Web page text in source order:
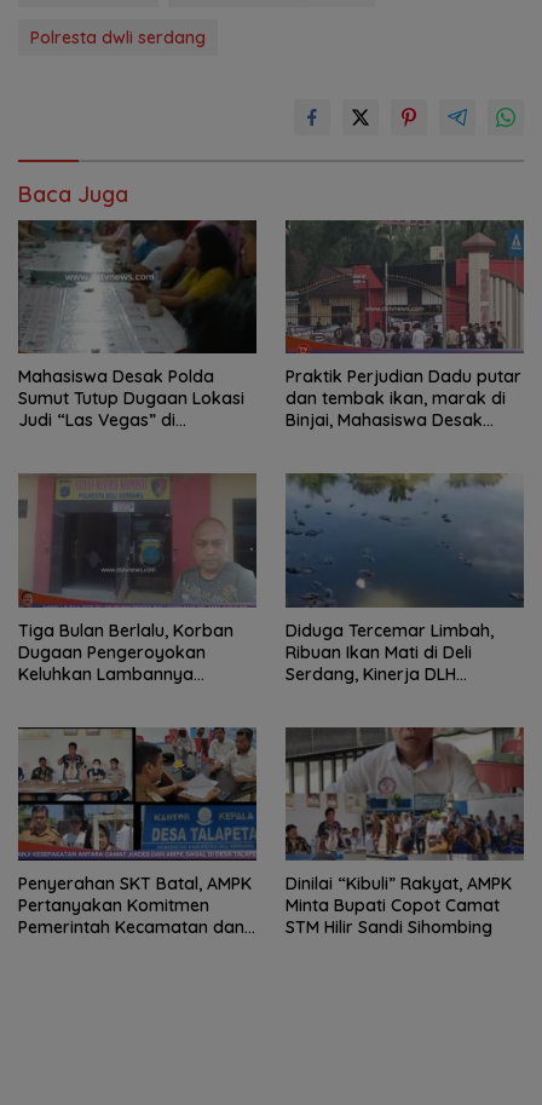
Polresta dwli serdang
Baca Juga
Mahasiswa Desak Polda
Sumut Tutup Dugaan Lokasi
Judi “Las Vegas” di
Praktik Perjudian Dadu putar
dan tembak ikan, marak di
Binjai, Mahasiswa Desak
Tiga Bulan Berlalu, Korban
Dugaan Pengeroyokan
Keluhkan Lambannya
Diduga Tercemar Limbah,
Ribuan Ikan Mati di Deli
Serdang, Kinerja DLH
Penyerahan SKT Batal, AMPK
Pertanyakan Komitmen
Pemerintah Kecamatan dan
Dinilai “Kibuli” Rakyat, AMPK
Minta Bupati Copot Camat
STM Hilir Sandi Sihombing